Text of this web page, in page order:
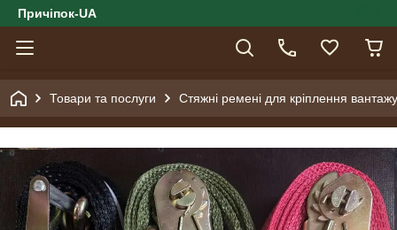
Причіпок-UA
Товари та послуги Стяжні ремені для кріплення вантажу